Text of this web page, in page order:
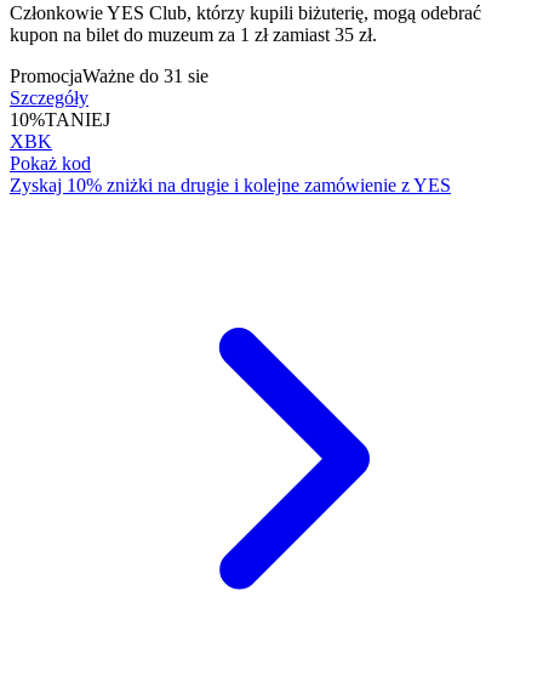
Członkowie YES Club, którzy kupili biżuterię, mogą odebrać
kupon na bilet do muzeum za 1 zł zamiast 35 zł.
PromocjaWażne do 31 sie
Szczegóły
10%TANIEJ
XBK
Pokaż kod
Zyskaj 10% zniżki na drugie i kolejne zamówienie z YES